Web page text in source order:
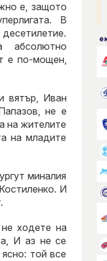
е, защото
В
абсолютно
е по-мощен,
вятър, Иван
не е
на жителите
на младите
миналия
И
ходете на
И аз не се
той все